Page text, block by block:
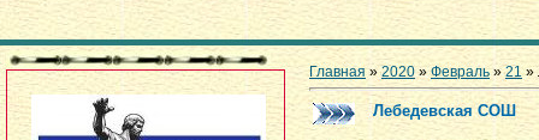
Главная »2020 » Февраль » 21 »
Лебедевская СОШ